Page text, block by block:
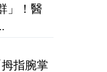
」！醫
指腕掌